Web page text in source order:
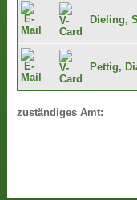
Dieling,
Pettig,
zuständiges Amt: